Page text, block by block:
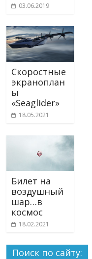
03.06.2019
Cкоростные
экраноплан
ы
«Seaglider»
18.05.2021
Билет на
воздушный
шар…в
космос
18.02.2021
Поиск по сайту: